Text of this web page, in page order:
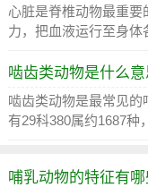
心脏是脊椎动物最重
力，把血液运行至身体
啮齿类动物是什么意
啮齿类动物是最常见
有29科380属约1687种
哺乳动物的特征有哪